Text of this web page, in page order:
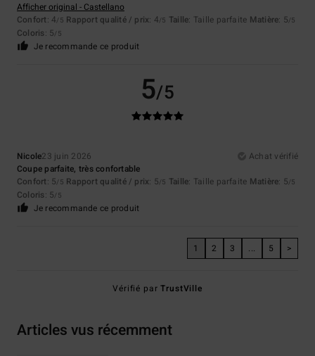
Afficher original - Castellano
Confort: 4/5 Rapport qualité / prix: 4/5 Taille: Taille parfaite Matière: 5/5
Coloris: 5/5
Je recommande ce produit
5/5
Nicole23 juin 2026
Achat vérifié
Coupe parfaite, très confortable
Confort: 5/5 Rapport qualité / prix: 5/5 Taille: Taille parfaite Matière: 5/5
Coloris: 5/5
Je recommande ce produit
1 2 3 ... 5 >
Vérifié parTrustVille
Articles vus récemment